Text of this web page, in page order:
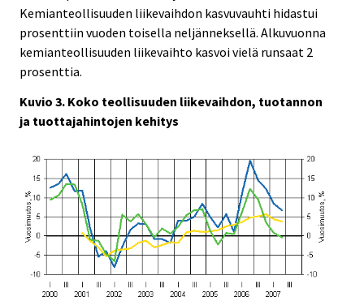
Kemianteollisuuden liikevaihdon kasvuvauhti hidastui
prosenttiin vuoden toisella neljänneksellä. Alkuvuonna
kemianteollisuuden liikevaihto kasvoi vielä runsaat 2
prosenttia.
Kuvio 3. Koko teollisuuden liikevaihdon, tuotannon
ja tuottajahintojen kehitys